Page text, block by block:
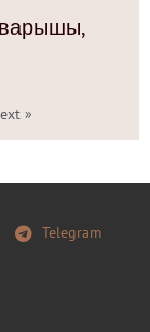
»
Telegram